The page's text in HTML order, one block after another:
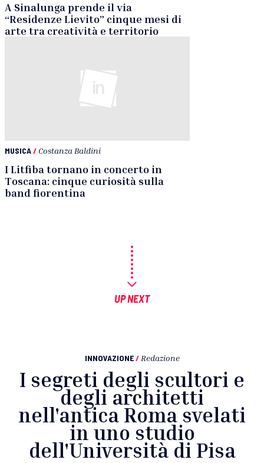
A Sinalunga prende il via
“Residenze Lievito” cinque mesi di
arte tra creatività e territorio
MUSICA/ Costanza Baldini
I Litfiba tornano in concerto in
Toscana: cinque curiosità sulla
band fiorentina
UP NEXT
INNOVAZIONE / Redazione
I segreti degli scultori e
degli architetti
nell'antica Roma svelati
in uno studio
dell'Università di Pisa